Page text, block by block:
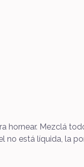
hornear. Mezclá
no está líquida, la